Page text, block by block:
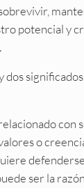
potencial y
dos
con
o
ser la